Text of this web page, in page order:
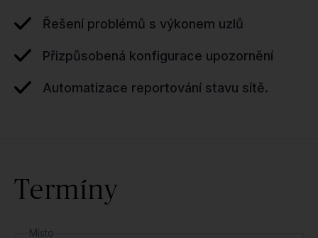
Řešení problémů s výkonem uzlů
Přizpůsobená konfigurace upozornění
Automatizace reportování stavu sítě.
Termíny
Místo